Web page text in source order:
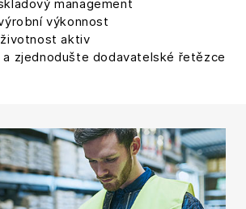
management
výkonnost
aktiv
zjednodušte dodavatelské řetězce